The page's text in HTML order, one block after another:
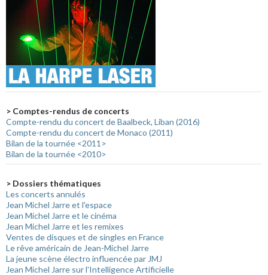
> Comptes-rendus de concerts
Compte-rendu du concert de Baalbeck, Liban (2016)
Compte-rendu du concert de Monaco (2011)
Bilan de la tournée <2011>
Bilan de la tournée <2010>
> Dossiers thématiques
Les concerts annulés
Jean Michel Jarre et l'espace
Jean Michel Jarre et le cinéma
Jean Michel Jarre et les remixes
Ventes de disques et de singles en France
Le rêve américain de Jean-Michel Jarre
La jeune scène électro influencée par JMJ
Jean Michel Jarre sur l'Intelligence Artificielle